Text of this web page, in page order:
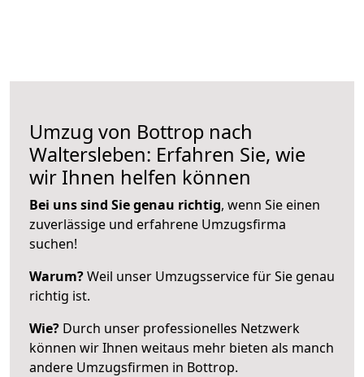
Umzug von Bottrop nach
Waltersleben: Erfahren Sie, wie
wir Ihnen helfen können
Bei uns sind Sie genau richtig, wenn Sie einen
zuverlässige und erfahrene Umzugsfirma
suchen!
Warum?Weil unser Umzugsservice für Sie genau
richtig ist.
Wie? Durch unser professionelles Netzwerk
können wir Ihnen weitaus mehr bieten als manch
andere Umzugsfirmen in Bottrop.